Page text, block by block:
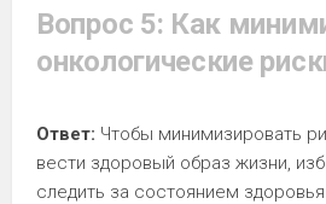
Вопрос 5: Как
онкологические
Ответ: Чтобы минимизировать
вести здоровый образ жизни,
следить за состоянием